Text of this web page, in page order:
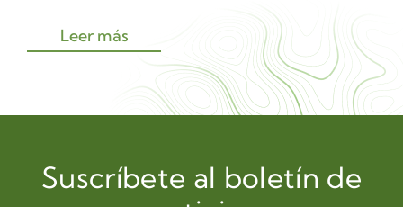
Leer más
Suscríbete al boletín de